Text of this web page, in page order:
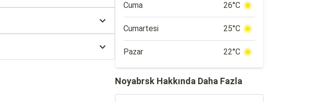
Cuma 26°C
Cumartesi 25°C
Pazar 22°C
Noyabrsk Hakkında Daha Fazla